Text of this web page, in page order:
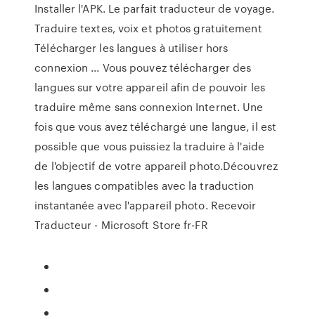
Installer l'APK. Le parfait traducteur de voyage.
Traduire textes, voix et photos gratuitement
Télécharger les langues à utiliser hors
connexion ... Vous pouvez télécharger des
langues sur votre appareil afin de pouvoir les
traduire même sans connexion Internet. Une
fois que vous avez téléchargé une langue, il est
possible que vous puissiez la traduire à l'aide
de l'objectif de votre appareil photo.Découvrez
les langues compatibles avec la traduction
instantanée avec l'appareil photo. Recevoir
Traducteur - Microsoft Store fr-FR